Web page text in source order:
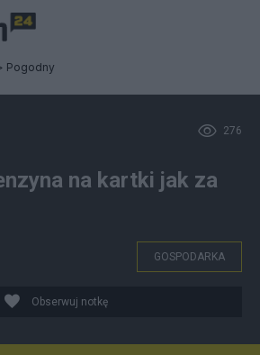
Pogodny
276
na kartki jak za
GOSPODARKA
Obserwuj notkę